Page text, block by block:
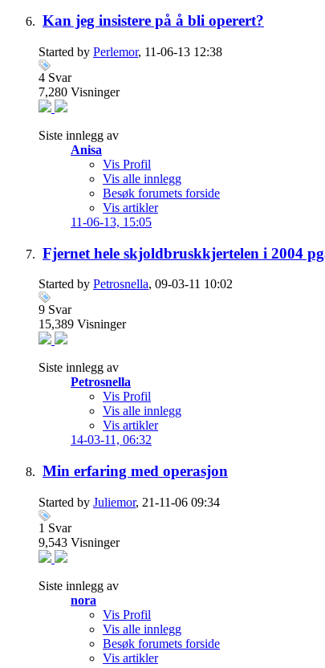
Kan jeg insistere på å bli operert?
Started by Perlemor, 11-06-13 12:38
4 Svar
7,280 Visninger
Siste innlegg av
Anisa
Vis Profil
Vis alle innlegg
Besøk forumets forside
Vis artikler
11-06-13, 15:05
Fjernet hele skjoldbruskkjertelen i 2004
Started by Petrosnella, 09-03-11 10:02
9 Svar
15,389 Visninger
Siste innlegg av
Petrosnella
Vis Profil
Vis alle innlegg
Vis artikler
14-03-11, 06:32
Min erfaring med operasjon
Started by Juliemor, 21-11-06 09:34
1 Svar
9,543 Visninger
Siste innlegg av
nora
Vis Profil
Vis alle innlegg
Besøk forumets forside
Vis artikler